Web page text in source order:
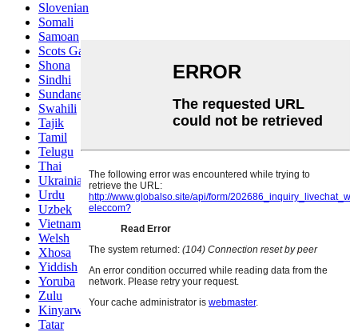
Slovenian
Somali
Samoan
Scots Gaelic
Shona
Sindhi
Sundanese
Swahili
Tajik
Tamil
Telugu
Thai
Ukrainian
Urdu
Uzbek
Vietnamese
Welsh
Xhosa
Yiddish
Yoruba
Zulu
Kinyarwanda
Tatar